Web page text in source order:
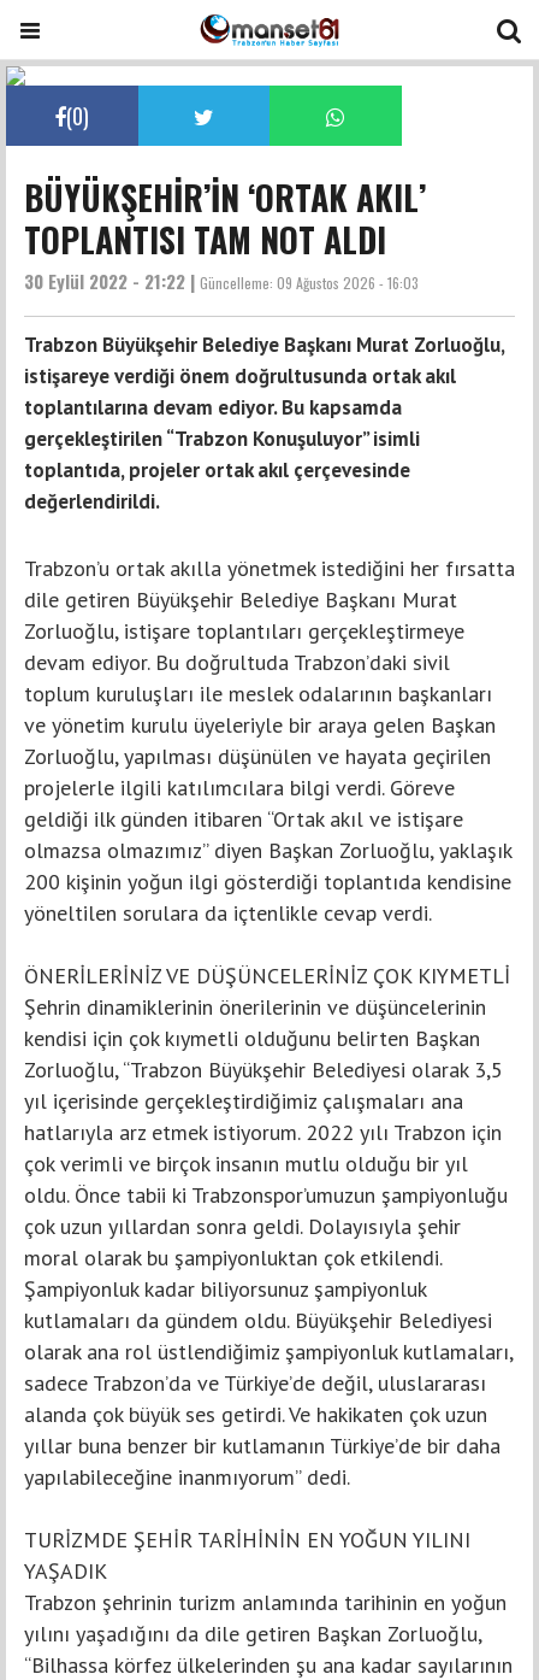
(0)
BÜYÜKŞEHİR’İN ‘ORTAK AKIL’
TOPLANTISI TAM NOT ALDI
30 Eylül 2022 - 21:22 | Güncelleme: 09 Ağustos 2026 - 16:03
Trabzon Büyükşehir Belediye Başkanı Murat Zorluoğlu,
istişareye verdiği önem doğrultusunda ortak akıl
toplantılarına devam ediyor. Bu kapsamda
gerçekleştirilen “Trabzon Konuşuluyor” isimli
toplantıda, projeler ortak akıl çerçevesinde
değerlendirildi.
Trabzon’u ortak akılla yönetmek istediğini her fırsatta
dile getiren Büyükşehir Belediye Başkanı Murat
Zorluoğlu, istişare toplantıları gerçekleştirmeye
devam ediyor. Bu doğrultuda Trabzon’daki sivil
toplum kuruluşları ile meslek odalarının başkanları
ve yönetim kurulu üyeleriyle bir araya gelen Başkan
Zorluoğlu, yapılması düşünülen ve hayata geçirilen
projelerle ilgili katılımcılara bilgi verdi. Göreve
geldiği ilk günden itibaren “Ortak akıl ve istişare
olmazsa olmazımız” diyen Başkan Zorluoğlu, yaklaşık
200 kişinin yoğun ilgi gösterdiği toplantıda kendisine
yöneltilen sorulara da içtenlikle cevap verdi.
ÖNERİLERİNİZ VE DÜŞÜNCELERİNİZ ÇOK KIYMETLİ
Şehrin dinamiklerinin önerilerinin ve düşüncelerinin
kendisi için çok kıymetli olduğunu belirten Başkan
Zorluoğlu, “Trabzon Büyükşehir Belediyesi olarak 3,5
yıl içerisinde gerçekleştirdiğimiz çalışmaları ana
hatlarıyla arz etmek istiyorum. 2022 yılı Trabzon için
çok verimli ve birçok insanın mutlu olduğu bir yıl
oldu. Önce tabii ki Trabzonspor’umuzun şampiyonluğu
çok uzun yıllardan sonra geldi. Dolayısıyla şehir
moral olarak bu şampiyonluktan çok etkilendi.
Şampiyonluk kadar biliyorsunuz şampiyonluk
kutlamaları da gündem oldu. Büyükşehir Belediyesi
olarak ana rol üstlendiğimiz şampiyonluk kutlamaları,
sadece Trabzon’da ve Türkiye’de değil, uluslararası
alanda çok büyük ses getirdi. Ve hakikaten çok uzun
yıllar buna benzer bir kutlamanın Türkiye’de bir daha
yapılabileceğine inanmıyorum” dedi.
TURİZMDE ŞEHİR TARİHİNİN EN YOĞUN YILINI
YAŞADIK
Trabzon şehrinin turizm anlamında tarihinin en yoğun
yılını yaşadığını da dile getiren Başkan Zorluoğlu,
“Bilhassa körfez ülkelerinden şu ana kadar sayılarının